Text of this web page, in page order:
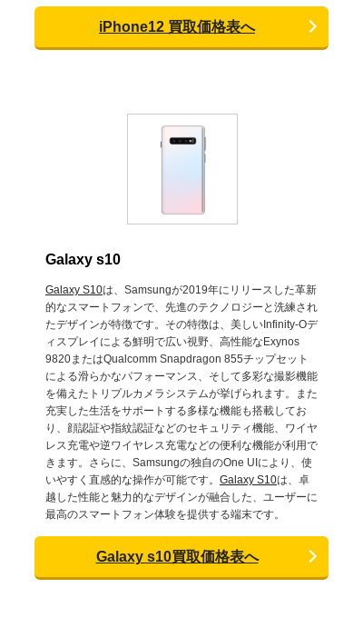
iPhone12 買取価格表へ
Galaxy s10
Galaxy S10は、Samsungが2019年にリリースした革新
的なスマートフォンで、先進のテクノロジーと洗練され
たデザインが特徴です。その特徴は、美しいInfinity-Oデ
ィスプレイによる鮮明で広い視野、高性能なExynos
9820またはQualcomm Snapdragon 855チップセット
による滑らかなパフォーマンス、そして多彩な撮影機能
を備えたトリプルカメラシステムが挙げられます。また
充実した生活をサポートする多様な機能も搭載してお
り、顔認証や指紋認証などのセキュリティ機能、ワイヤ
レス充電や逆ワイヤレス充電などの便利な機能が利用で
きます。さらに、Samsungの独自のOne UIにより、使
いやすく直感的な操作が可能です。 Galaxy S10は、卓
越した性能と魅力的なデザインが融合した、ユーザーに
最高のスマートフォン体験を提供する端末です。
Galaxy s10買取価格表へ